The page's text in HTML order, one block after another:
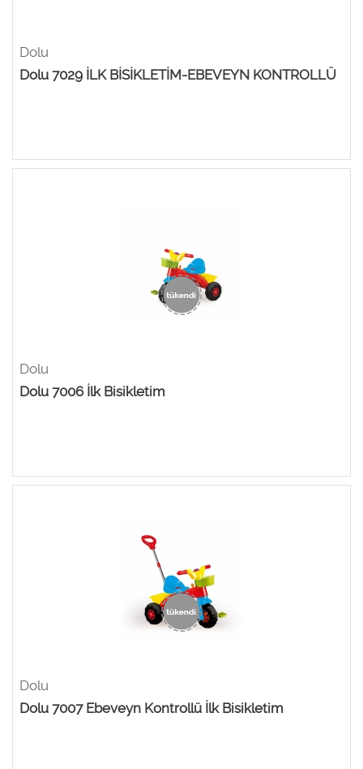
Dolu
Dolu 7029 İLK BİSİKLETİM-EBEVEYN KONTROLLÜ
Dolu
Dolu 7006 İlk Bisikletim
Dolu
Dolu 7007 Ebeveyn Kontrollü İlk Bisikletim